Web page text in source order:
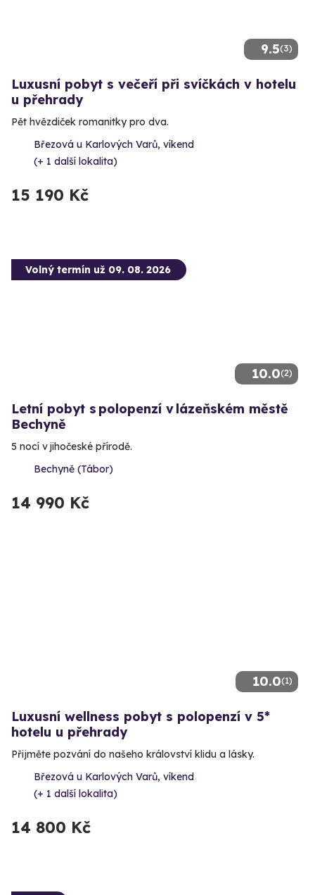
9.5(3)
Luxusní pobyt s večeří při svíčkách v hotelu
u přehrady
Pět hvězdiček romanitky pro dva.
Březová u Karlových Varů, víkend
(+ 1 další lokalita)
15 190 Kč
10.0(2)
Volný termín už 09. 08. 2026
Letní pobyt s polopenzí v lázeňském městě
Bechyně
5 nocí v jihočeské přírodě.
Bechyně (Tábor)
14 990 Kč
10.0(1)
Luxusní wellness pobyt s polopenzí v 5*
hotelu u přehrady
Přijměte pozvání do našeho království klidu a lásky.
Březová u Karlových Varů, víkend
(+ 1 další lokalita)
14 800 Kč